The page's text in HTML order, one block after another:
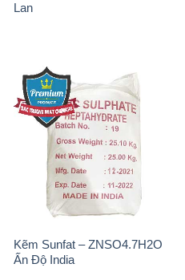
Lan
Kẽm Sunfat – ZNSO4.7H2O
Ấn Độ India